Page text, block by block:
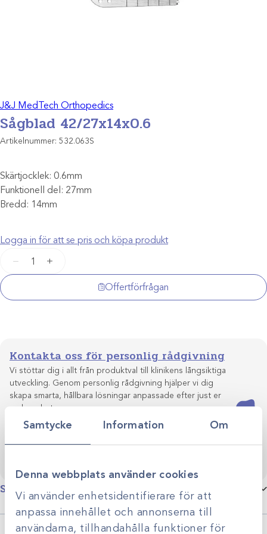
Samtycke Information Om
Denna webbplats använder cookies
Vi använder enhetsidentifierare för att
anpassa innehållet och annonserna till
användarna, tillhandahålla funktioner för
J&J MedTech Orthopedics
Sågblad 42/27x14x0.6
Artikelnummer: 532.063S
Skärtjocklek: 0.6mm
Funktionell del: 27mm
Bredd: 14mm
Logga in för att se pris och köpa produkt
Sågblad
mängd
+
Offertförfrågan
Specifikationer
Produktgrupp UNIUM/Colibri II oscillerande sågtillsats
Kontakta oss för personlig rådgivning
Vi stöttar dig i allt från produktval till klinikens långsiktiga
utveckling. Genom personlig rådgivning hjälper vi dig
skapa smarta, hållbara lösningar anpassade efter just er
verksamhet.